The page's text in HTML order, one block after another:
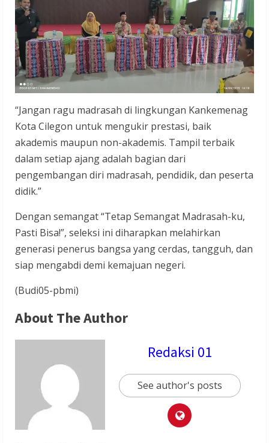
“Jangan ragu madrasah di lingkungan Kankemenag
Kota Cilegon untuk mengukir prestasi, baik
akademis maupun non-akademis. Tampil terbaik
dalam setiap ajang adalah bagian dari
pengembangan diri madrasah, pendidik, dan peserta
didik.”
Dengan semangat “Tetap Semangat Madrasah-ku,
Pasti Bisa!”, seleksi ini diharapkan melahirkan
generasi penerus bangsa yang cerdas, tangguh, dan
siap mengabdi demi kemajuan negeri.
(Budi05-pbmi)
About The Author
Redaksi 01
See author's posts